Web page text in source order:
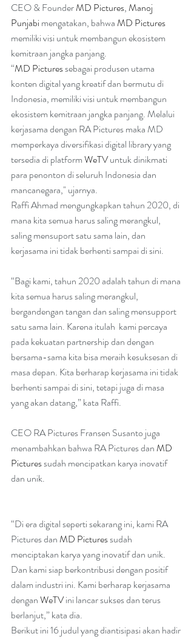
CEO & Founder MD Pictures, Manoj
Punjabi mengatakan, bahwa MD Pictures
memiliki visi untuk membangun ekosistem
kemitraan jangka panjang.
“MD Pictures sebagai produsen utama
konten digital yang kreatif dan bermutu di
Indonesia, memiliki visi untuk membangun
ekosistem kemitraan jangka panjang. Melalui
kerjasama dengan RA Pictures maka MD
memperkaya diversifikasi digital library yang
tersedia di platform WeTV untuk dinikmati
para penonton di seluruh Indonesia dan
mancanegara," ujarnya.
Raffi Ahmad mengungkapkan tahun 2020, di
mana kita semua harus saling merangkul,
saling mensuport satu sama lain, dan
kerjasama ini tidak berhenti sampai di sini.
“Bagi kami, tahun 2020 adalah tahun di mana
kita semua harus saling merangkul,
bergandengan tangan dan saling mensupport
satu sama lain. Karena itulah  kami percaya
pada kekuatan partnership dan dengan
bersama-sama kita bisa meraih kesuksesan di
masa depan. Kita berharap kerjasama ini tidak
berhenti sampai di sini, tetapi juga di masa
yang akan datang,” kata Raffi.
CEO RA Pictures Fransen Susanto juga
menambahkan bahwa RA Pictures dan MD
Pictures sudah mencipatkan karya inovatif
dan unik.
“Di era digital seperti sekarang ini, kami RA
Pictures dan MD Pictures sudah
menciptakan karya yang inovatif dan unik.
Dan kami siap berkontribusi dengan positif
dalam industri ini. Kami berharap kerjasama
dengan WeTV ini lancar sukses dan terus
berlanjut,” kata dia.
Berikut ini 16 judul yang diantisipasi akan hadir